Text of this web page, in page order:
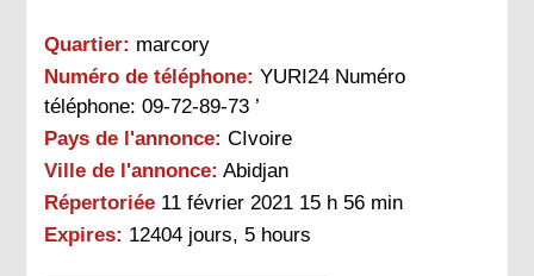
Quartier: marcory
Numéro de téléphone: YURI24 Numéro
téléphone: 09-72-89-73 ’
Pays de l'annonce: CIvoire
Ville de l'annonce: Abidjan
Répertoriée 11 février 2021 15 h 56 min
Expires: 12404 jours, 5 hours